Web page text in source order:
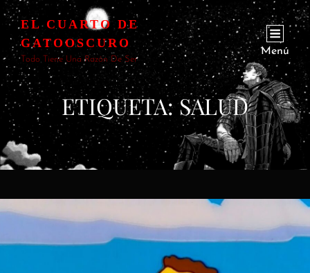
EL CUARTO DE
GATOOSCURO
Todo Tiene Una Razón De Ser
Menú
ETIQUETA:SALUD